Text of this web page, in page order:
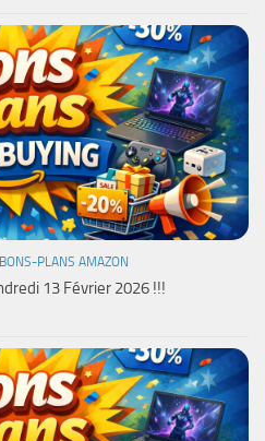
PLANS AMAZON
13 Février 2026 !!!